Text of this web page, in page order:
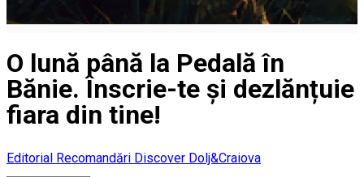
O lună până la Pedală în
Bănie. Înscrie-te și dezlănțuie
fiara din tine!
Editorial Recomandări Discover Dolj&Craiova